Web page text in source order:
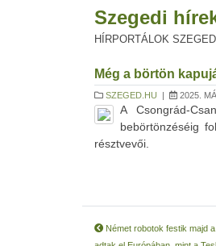
Szegedi
HÍRPORTÁLOK
Még a börtön
SZEGED.HU | 2025.
A Csongrád-
bebörtönzéséig
résztvevői.
Német robotok festik majd